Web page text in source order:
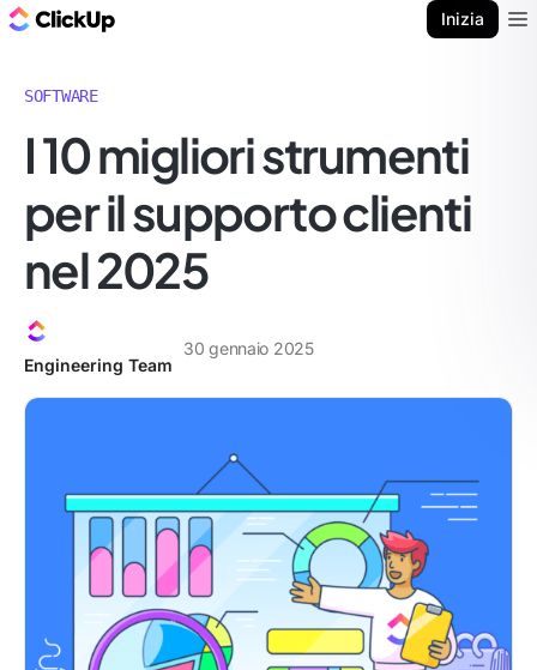
Inizia
SOFTWARE
I 10 migliori strumenti
per il supporto clienti
nel 2025
Engineering Team
30 gennaio 2025